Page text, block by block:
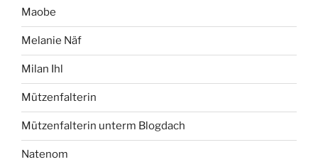
Maobe
Melanie Näf
Milan Ihl
Mützenfalterin
Mützenfalterin unterm Blogdach
Natenom